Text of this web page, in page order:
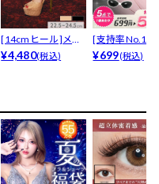
[14cmヒール]メタ
リックラメグリッ...
¥4,480(税込)
[支持率No.1★
コン100％ヌ
¥699(税込)